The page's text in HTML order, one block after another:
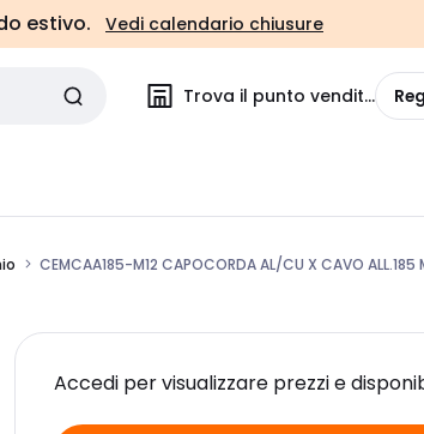
estivo. Vedi calendario chiusure
Trova il punto vendita
CEMCAA185-M12 CAPOCORDA AL/CU X CAVO ALL.185
Accedi per visualizzare prezzi e